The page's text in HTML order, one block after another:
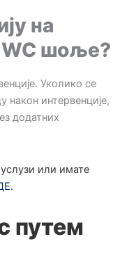
на
WC шоље?
Уколико се
интервенције,
додатних
или имате
путем